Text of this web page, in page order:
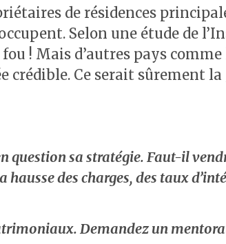
de résidences
Selon une étude de
! Mais d’autres pays
crédible. Ce serait sûrement
question sa stratégie. Faut-il
des charges, des taux
Demandez un